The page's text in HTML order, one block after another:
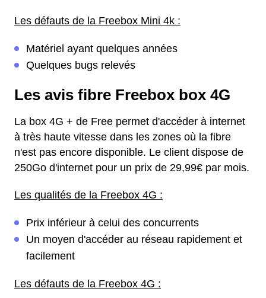
Les défauts de la Freebox Mini 4k :
Matériel ayant quelques années
Quelques bugs relevés
Les avis fibre Freebox box 4G
La box 4G + de Free permet d'accéder à internet
à très haute vitesse dans les zones où la fibre
n'est pas encore disponible. Le client dispose de
250Go d'internet pour un prix de 29,99€ par mois.
Les qualités de la Freebox 4G :
Prix inférieur à celui des concurrents
Un moyen d'accéder au réseau rapidement et
facilement
Les défauts de la Freebox 4G :